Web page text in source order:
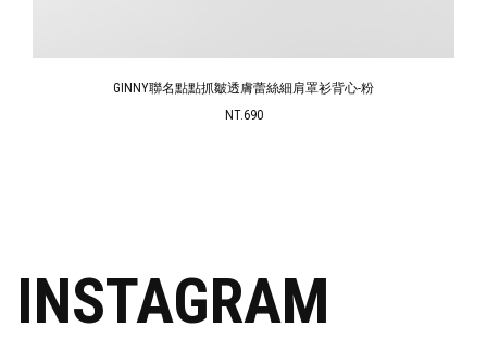
GINNY聯名點點抓皺透膚蕾絲細肩罩衫背心-粉
NT.690
INSTAGRAM